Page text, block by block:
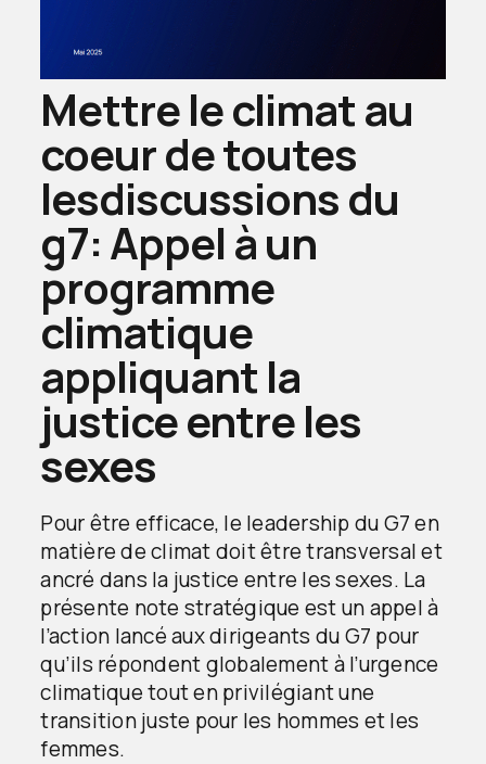
Mettre le climat au
coeur de toutes
lesdiscussions du
g7: Appel à un
programme
climatique
appliquant la
justice entre les
sexes
Pour être efficace, le leadership du G7 en
matière de climat doit être transversal et
ancré dans la justice entre les sexes. La
présente note stratégique est un appel à
l’action lancé aux dirigeants du G7 pour
qu’ils répondent globalement à l’urgence
climatique tout en privilégiant une
transition juste pour les hommes et les
femmes.